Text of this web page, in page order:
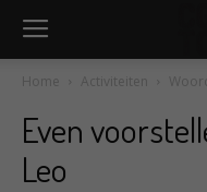
Home Activiteiten
Even
Leo